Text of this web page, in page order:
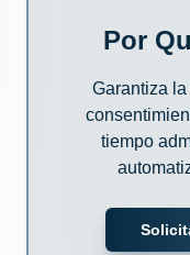
Por
Garantiza
tiempo